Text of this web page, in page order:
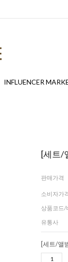
INFLUENCER
[세트/
판매가격
소비자가
상품코드/
유통사